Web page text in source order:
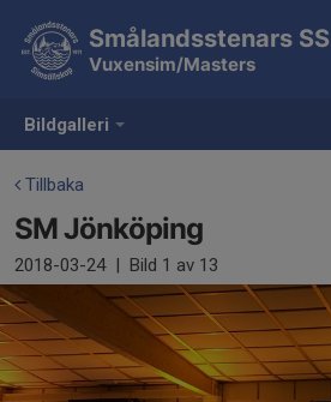
Bildgalleri
Smålandsstenars SS
Vuxensim/Masters
Tillbaka
SM Jönköping
2018-03-24 | Bild 1 av 13